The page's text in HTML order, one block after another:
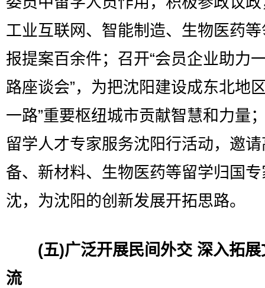
工业互联网、智能制造、生物医药
报提案百余件；召开“会员企业助力
路座谈会”，为把沈阳建设成东北地
一路”重要枢纽城市贡献智慧和力量
留学人才专家服务沈阳行活动，邀
备、新材料、生物医药等留学归国
沈，为沈阳的创新发展开拓思路。
(五)广泛开展民间外交 深入拓
流